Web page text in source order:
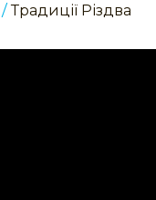
Традиції Різдва